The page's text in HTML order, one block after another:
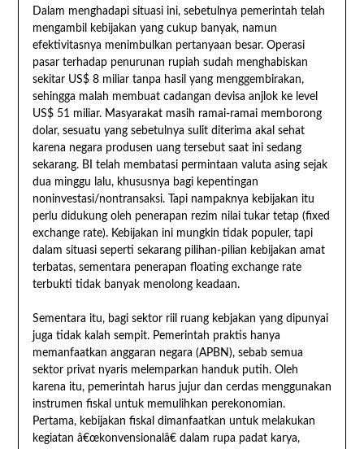
Dalam menghadapi situasi ini, sebetulnya pemerintah telah
mengambil kebijakan yang cukup banyak, namun
efektivitasnya menimbulkan pertanyaan besar. Operasi
pasar terhadap penurunan rupiah sudah menghabiskan
sekitar US$ 8 miliar tanpa hasil yang menggembirakan,
sehingga malah membuat cadangan devisa anjlok ke level
US$ 51 miliar. Masyarakat masih ramai-ramai memborong
dolar, sesuatu yang sebetulnya sulit diterima akal sehat
karena negara produsen uang tersebut saat ini sedang
sekarang. BI telah membatasi permintaan valuta asing sejak
dua minggu lalu, khususnya bagi kepentingan
noninvestasi/nontransaksi. Tapi nampaknya kebijakan itu
perlu didukung oleh penerapan rezim nilai tukar tetap (fixed
exchange rate). Kebijakan ini mungkin tidak populer, tapi
dalam situasi seperti sekarang pilihan-pilian kebijakan amat
terbatas, sementara penerapan floating exchange rate
terbukti tidak banyak menolong keadaan.
Sementara itu, bagi sektor riil ruang kebjakan yang dipunyai
juga tidak kalah sempit. Pemerintah praktis hanya
memanfaatkan anggaran negara (APBN), sebab semua
sektor privat nyaris melemparkan handuk putih. Oleh
karena itu, pemerintah harus jujur dan cerdas menggunakan
instrumen fiskal untuk memulihkan perekonomian.
Pertama, kebijakan fiskal dimanfaatkan untuk melakukan
kegiatan â€œkonvensionalâ€ dalam rupa padat karya,